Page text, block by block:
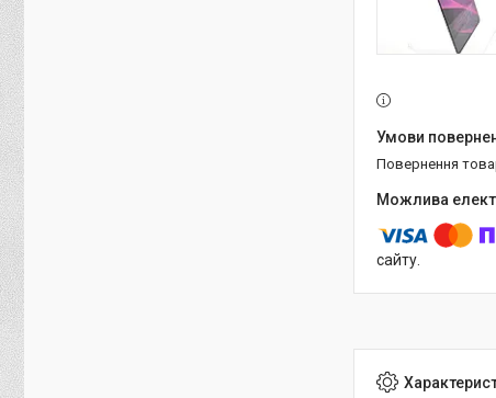
повернення
сайту.